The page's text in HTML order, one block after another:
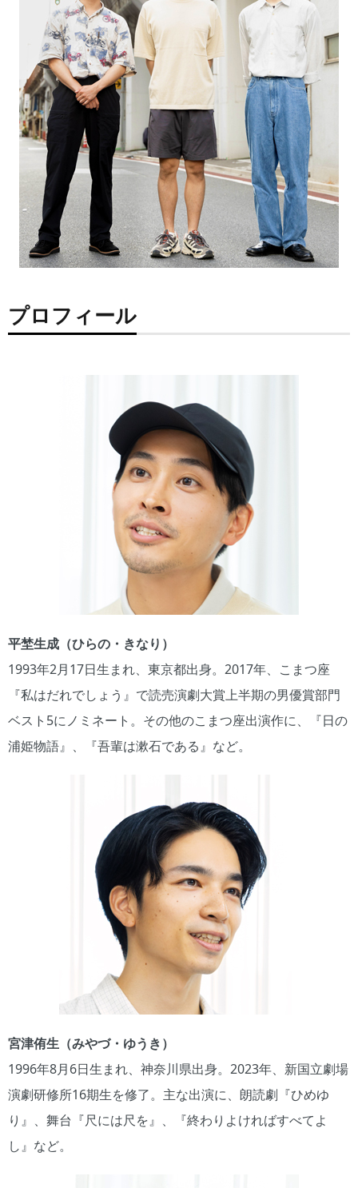
プロフィール
平埜生成（ひらの・きなり）
1993年2月17日生まれ、東京都出身。2017年、こまつ座
『私はだれでしょう』で読売演劇大賞上半期の男優賞部門
ベスト5にノミネート。その他のこまつ座出演作に、『日の
浦姫物語』、『吾輩は漱石である』など。
宮津侑生（みやづ・ゆうき）
1996年8月6日生まれ、神奈川県出身。2023年、新国立劇場
演劇研修所16期生を修了。主な出演に、朗読劇『ひめゆ
り』、舞台『尺には尺を』、『終わりよければすべてよ
し』など。